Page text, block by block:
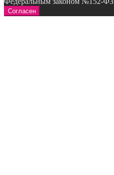
Согласен